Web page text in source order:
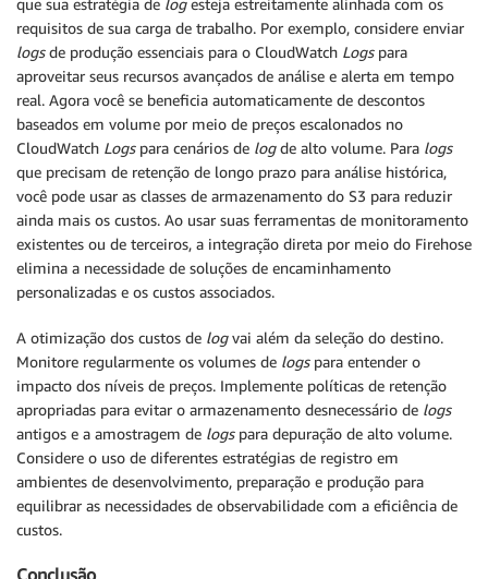
que sua estratégia de logesteja estreitamente alinhada com os
requisitos de sua carga de trabalho. Por exemplo, considere enviar
logsde produção essenciais para o CloudWatch Logspara
aproveitar seus recursos avançados de análise e alerta em tempo
real. Agora você se beneficia automaticamente de descontos
baseados em volume por meio de preços escalonados no
CloudWatch Logspara cenários de logde alto volume. Para logs
que precisam de retenção de longo prazo para análise histórica,
você pode usar as classes de armazenamento do S3 para reduzir
ainda mais os custos. Ao usar suas ferramentas de monitoramento
existentes ou de terceiros, a integração direta por meio do Firehose
elimina a necessidade de soluções de encaminhamento
personalizadas e os custos associados.
A otimização dos custos de logvai além da seleção do destino.
Monitore regularmente os volumes de logspara entender o
impacto dos níveis de preços. Implemente políticas de retenção
apropriadas para evitar o armazenamento desnecessário de logs
antigos e a amostragem de logspara depuração de alto volume.
Considere o uso de diferentes estratégias de registro em
ambientes de desenvolvimento, preparação e produção para
equilibrar as necessidades de observabilidade com a eficiência de
custos.
Conclusão